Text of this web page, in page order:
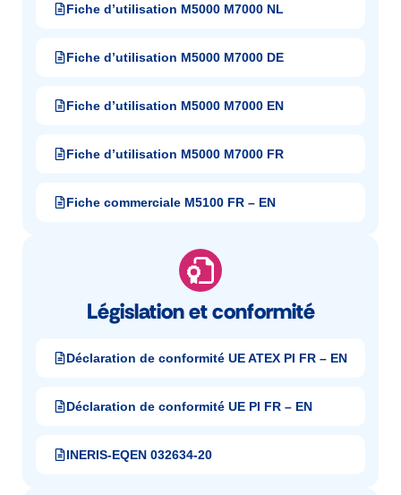
Fiche d’utilisation M5000 M7000 NL
Fiche d’utilisation M5000 M7000 DE
Fiche d’utilisation M5000 M7000 EN
Fiche d’utilisation M5000 M7000 FR
Fiche commerciale M5100 FR – EN
Législation et conformité
Déclaration de conformité UE ATEX PI FR – EN
Déclaration de conformité UE PI FR – EN
INERIS-EQEN 032634-20